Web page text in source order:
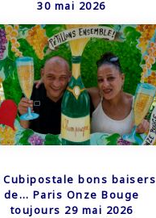
30 mai 2026
Cubipostale bons baisers
de… Paris Onze Bouge
toujours 29 mai 2026